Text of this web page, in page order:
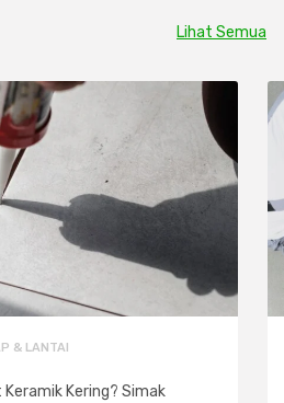
Lihat Semua
& LANTAI
Kering? Simak